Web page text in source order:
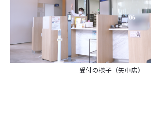
受付の様子（矢中店）